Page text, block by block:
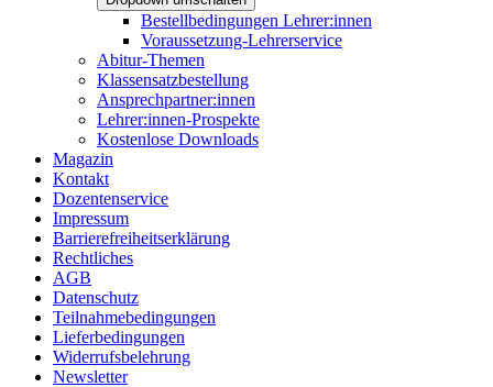
Bestellbedingungen Lehrer:innen
Voraussetzung-Lehrerservice
Abitur-Themen
Klassensatzbestellung
Ansprechpartner:innen
Lehrer:innen-Prospekte
Kostenlose Downloads
Magazin
Kontakt
Dozentenservice
Impressum
Barrierefreiheitserklärung
Rechtliches
AGB
Datenschutz
Teilnahmebedingungen
Lieferbedingungen
Widerrufsbelehrung
Newsletter